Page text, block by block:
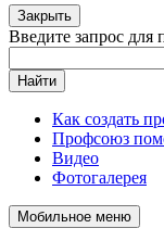
Закрыть
Введите запрос для
Найти
Как создать
Профсоюз
Видео
Фотогалерея
Мобильное меню